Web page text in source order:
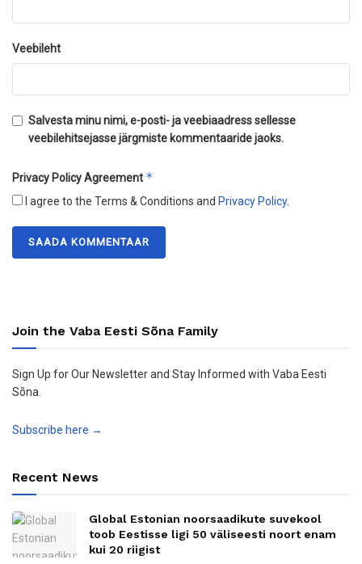
Veebileht
Salvesta minu nimi, e-posti- ja veebiaadress sellesse
veebilehitsejasse järgmiste kommentaaride jaoks.
Privacy Policy Agreement *
I agree to the Terms & Conditions and Privacy Policy.
Join the Vaba Eesti Sõna Family
Sign Up for Our Newsletter and Stay Informed with Vaba Eesti
Sõna.
Subscribe here →
Recent News
Global Estonian noorsaadikute suvekool
toob Eestisse ligi 50 väliseesti noort enam
kui 20 riigist